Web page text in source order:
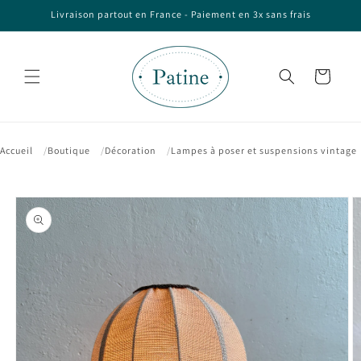
et passerLivraison partout en France - Paiement en 3x sans frais
Panier
Accueil Boutique Décoration Lampes à poser et suspensions vintage
Passer aux
informations
produits